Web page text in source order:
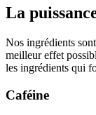
La
Nos ingrédients
meilleur effet
les ingrédients qui
Caféine